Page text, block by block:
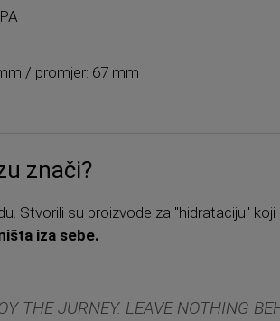
/ promjer: 67 mm
znači?
Stvorili su proizvode za "hidrataciju"
iza sebe.
THE JURNEY. LEAVE NOTHING